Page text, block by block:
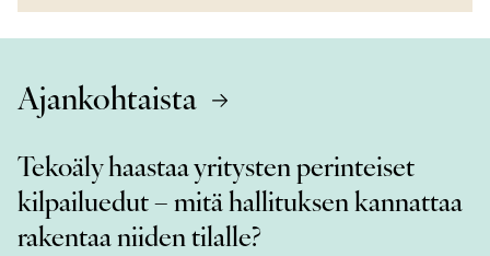
Ajankohtaista
Tekoäly haastaa yritysten perinteiset
kilpailuedut – mitä hallituksen kannattaa
rakentaa niiden tilalle?